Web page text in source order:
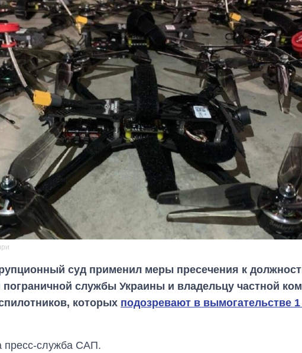
суд применил меры пресечения к
пограничной службы Украины и владельцу частной
которых подозревают в вымогательстве
пресс-служба САП.